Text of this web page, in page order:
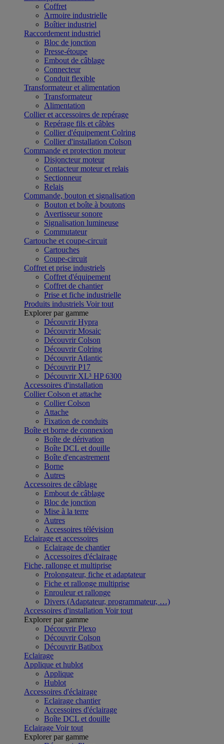
Coffret
Armoire industrielle
Boîtier industriel
Raccordement industriel
Bloc de jonction
Presse-étoupe
Embout de câblage
Connecteur
Conduit flexible
Transformateur et alimentation
Transformateur
Alimentation
Collier et accessoires de repérage
Repérage fils et câbles
Collier d'équipement Colring
Collier d'installation Colson
Commande et protection moteur
Disjoncteur moteur
Contacteur moteur et relais
Sectionneur
Relais
Commande, bouton et signalisation
Bouton et boîte à boutons
Avertisseur sonore
Signalisation lumineuse
Commutateur
Cartouche et coupe-circuit
Cartouches
Coupe-circuit
Coffret et prise industriels
Coffret d'équipement
Coffret de chantier
Prise et fiche industrielle
Produits industriels Voir tout
Explorer par gamme
Découvrir Hypra
Découvrir Mosaic
Découvrir Colson
Découvrir Colring
Découvrir Atlantic
Découvrir P17
Découvrir XL³ HP 6300
Accessoires d'installation
Collier Colson et attache
Collier Colson
Attache
Fixation de conduits
Boîte et borne de connexion
Boîte de dérivation
Boîte DCL et douille
Boîte d'encastrement
Borne
Autres
Accessoires de câblage
Embout de câblage
Bloc de jonction
Mise à la terre
Autres
Accessoires télévision
Eclairage et accessoires
Eclairage de chantier
Accessoires d'éclairage
Fiche, rallonge et multiprise
Prolongateur, fiche et adaptateur
Fiche et rallonge multiprise
Enrouleur et rallonge
Divers (Adaptateur, programmateur, …)
Accessoires d'installation Voir tout
Explorer par gamme
Découvrir Plexo
Découvrir Colson
Découvrir Batibox
Eclairage
Applique et hublot
Applique
Hublot
Accessoires d'éclairage
Eclairage chantier
Accessoires d'éclairage
Boîte DCL et douille
Eclairage Voir tout
Explorer par gamme